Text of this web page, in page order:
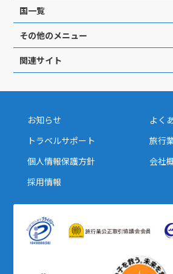
国一覧
その他のメニュー
関連サイト
お知らせ
よく
トラベルサポート
旅行
個人情報保護方針
会社
採用情報